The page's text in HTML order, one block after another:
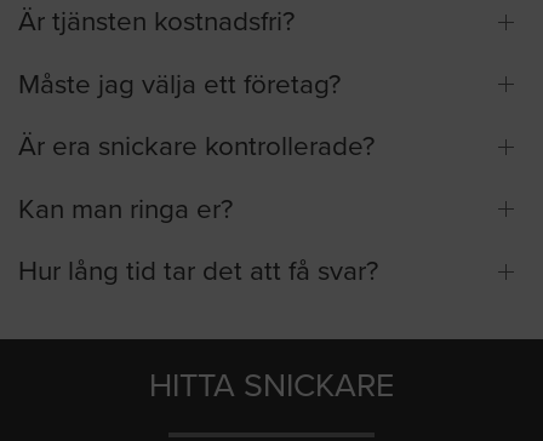
Är tjänsten kostnadsfri?
Måste jag välja ett företag?
Är era snickare kontrollerade?
Kan man ringa er?
Hur lång tid tar det att få svar?
HITTA SNICKARE